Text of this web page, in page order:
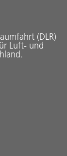
(DLR)
Luft- und